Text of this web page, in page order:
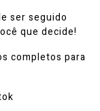
ser seguido
que decide!
completos para